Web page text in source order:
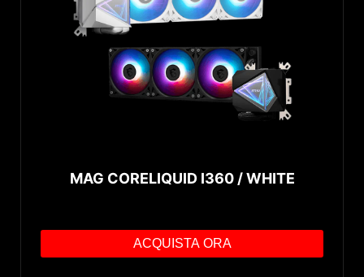
MAG CORELIQUID I360 / WHITE
ACQUISTA ORA